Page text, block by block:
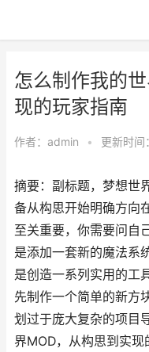
怎么制作我的
现的玩家指南
作者： admin • 更新时
摘要：副标题，梦想世
备从构思开始明确方向
至关重要，你需要问自
是添加一套新的魔法系
是创造一系列实用的工
先制作一个简单的新方
划过于庞大复杂的项目
界MOD，从构思到实现